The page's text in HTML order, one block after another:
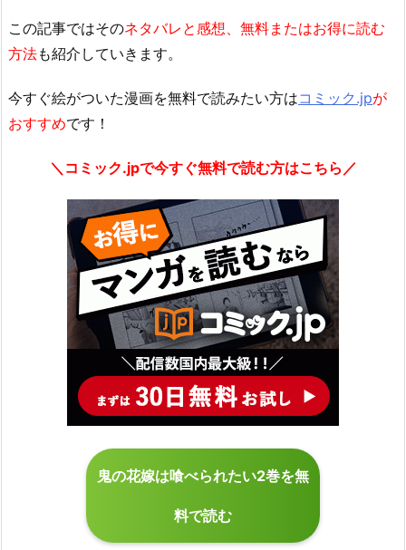
この記事ではそのネタバレと感想、無料またはお得に読む
方法も紹介していきます。
今すぐ絵がついた漫画を無料で読みたい方はコミック.jpが
おすすめです！
＼コミック.jpで今すぐ無料で読む方はこちら／
鬼の花嫁は喰べられたい2巻を無
料で読む